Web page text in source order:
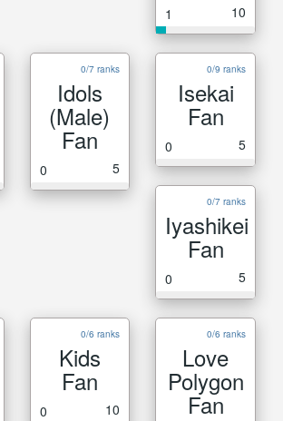
1 10
0/7 ranks
Idols
(Male)
Fan
0 5
0/9 ranks
Isekai
Fan
0 5
0/7 ranks
Iyashikei
Fan
0 5
0/6 ranks
Kids
Fan
0 10
0/6 ranks
Love
Polygon
Fan